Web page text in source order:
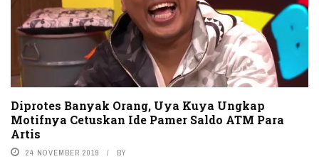
Diprotes Banyak Orang, Uya Kuya Ungkap
Motifnya Cetuskan Ide Pamer Saldo ATM Para
Artis
24 NOVEMBER 2019 BY